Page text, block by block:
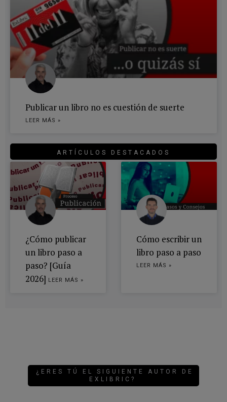
Publicar un libro no es cuestión de suerte
LEER MÁS »
ARTÍCULOS DESTACADOS
¿Cómo publicar
un libro paso a
paso? [Guía
2026] LEER MÁS »
Cómo escribir un
libro paso a paso
LEER MÁS »
¿ERES TÚ EL SIGUIENTE AUTOR DE
EXLIBRIC?